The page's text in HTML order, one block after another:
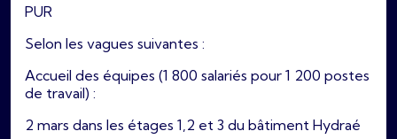
PUR
Selon les vagues suivantes :
Accueil des équipes (1 800 salariés pour 1 200 postes
de travail) :
2 mars dans les étages 1,2 et 3 du bâtiment Hydraé